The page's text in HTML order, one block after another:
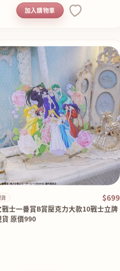
加入購物車
$699
戰士一番賞B賞壓克力大款10戰士立牌
貨 原價990